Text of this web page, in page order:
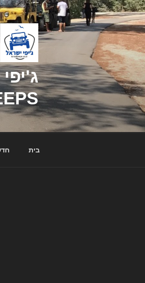
דילוג
לתוכן
בית